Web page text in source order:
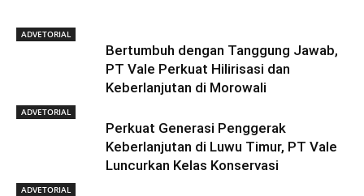
ADVETORIAL
Bertumbuh dengan Tanggung Jawab,
PT Vale Perkuat Hilirisasi dan
Keberlanjutan di Morowali
ADVETORIAL
Perkuat Generasi Penggerak
Keberlanjutan di Luwu Timur, PT Vale
Luncurkan Kelas Konservasi
ADVETORIAL